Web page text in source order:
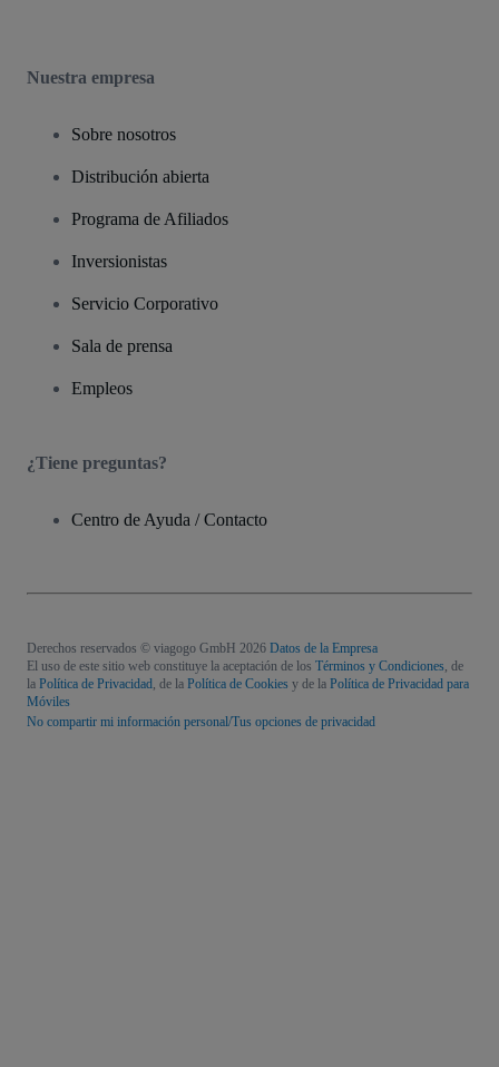
Nuestra empresa
Sobre nosotros
Distribución abierta
Programa de Afiliados
Inversionistas
Servicio Corporativo
Sala de prensa
Empleos
¿Tiene preguntas?
Centro de Ayuda / Contacto
Derechos reservados © viagogo GmbH 2026 Datos de la Empresa
El uso de este sitio web constituye la aceptación de los Términos y Condiciones, de
la Política de Privacidad, de la Política de Cookies y de la Política de Privacidad para
Móviles
No compartir mi información personal/Tus opciones de privacidad